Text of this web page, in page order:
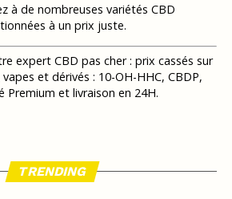
à de nombreuses variétés CBD
à un prix juste.
expert CBD pas cher : prix cassés sur
et dérivés : 10-OH-HHC, CBDP,
Premium et livraison en 24H.
TRENDING